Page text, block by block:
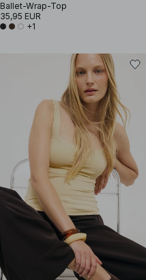
Ballet-Wrap-Top
35,95 EUR
+1